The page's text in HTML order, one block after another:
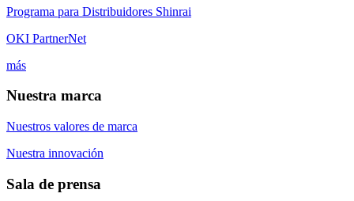
Programa para Distribuidores Shinrai
OKI PartnerNet
más
Nuestra marca
Nuestros valores de marca
Nuestra innovación
Sala de prensa